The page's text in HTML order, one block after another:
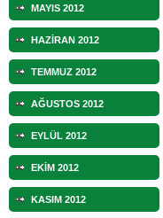
MAYIS 2012
HAZİRAN 2012
TEMMUZ 2012
AĞUSTOS 2012
EYLÜL 2012
EKİM 2012
KASIM 2012